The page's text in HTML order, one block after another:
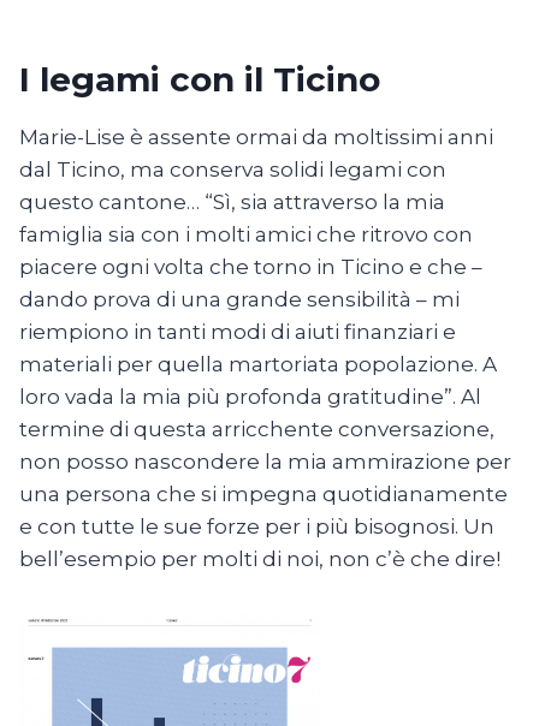
I legami con il Ticino
Marie-Lise è assente ormai da moltissimi anni
dal Ticino, ma conserva solidi legami con
questo cantone… “Sì, sia attraverso la mia
famiglia sia con i molti amici che ritrovo con
piacere ogni volta che torno in Ticino e che –
dando prova di una grande sensibilità – mi
riempiono in tanti modi di aiuti finanziari e
materiali per quella martoriata popolazione. A
loro vada la mia più profonda gratitudine”. Al
termine di questa arricchente conversazione,
non posso nascondere la mia ammirazione per
una persona che si impegna quotidianamente
e con tutte le sue forze per i più bisognosi. Un
bell’esempio per molti di noi, non c’è che dire!